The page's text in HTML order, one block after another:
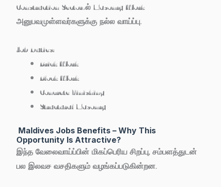
Construction Sector-ல் Masonry Work
அனுபவமுள்ளவர்களுக்கு நல்ல வாய்ப்பு.
Job Duties:
Brick Work
Block Work
Concrete Finishing
Structural Masonry
Maldives Jobs Benefits – Why This
Opportunity Is Attractive?
இந்த வேலைவாய்ப்பின் மிகப்பெரிய சிறப்பு, சம்பளத்துடன்
பல இலவச வசதிகளும் வழங்கப்படுகின்றன.